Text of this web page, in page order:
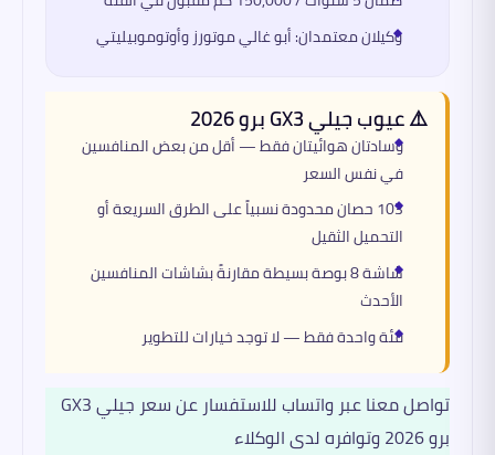
وكيلان معتمدان: أبو غالي موتورز وأوتوموبيليتي
⚠️ عيوب جيلي GX3 برو 2026
وسادتان هوائيتان فقط — أقل من بعض المنافسين
في نفس السعر
103 حصان محدودة نسبياً على الطرق السريعة أو
التحميل الثقيل
شاشة 8 بوصة بسيطة مقارنةً بشاشات المنافسين
الأحدث
فئة واحدة فقط — لا توجد خيارات للتطوير
تواصل معنا عبر واتساب للاستفسار عن سعر جيلي GX3
برو 2026 وتوافره لدى الوكلاء